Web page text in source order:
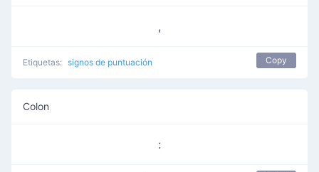
,
Etiquetas: signos de puntuación Copy
Colon
: